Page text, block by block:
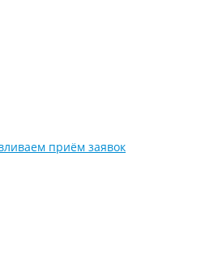
приём заявок